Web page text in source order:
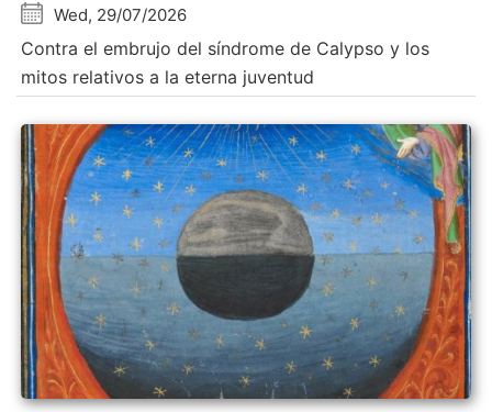
Wed, 29/07/2026
Contra el embrujo del síndrome de Calypso y los
mitos relativos a la eterna juventud